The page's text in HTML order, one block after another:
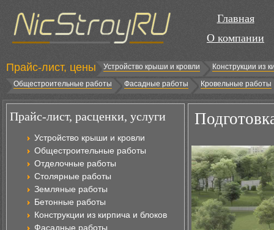
Главная
О компании
Прайс-лист, цены Устройство крыши и кровли
Конструкции из
Общестроительные работы
Фасадные работы Кровельные работы
Прайс-лист, расценки, услуги
Устройство крыши и кровли
Общестроительные работы
Отделочные работы
Столярные работы
Земляные работы
Бетонные работы
Конструкции из кирпича и блоков
Фасадные работы